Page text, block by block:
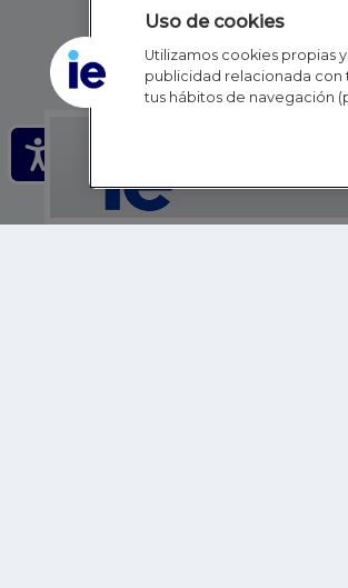
Uso de cookies
Utilizamos cookies propias
publicidad relacionada con
tus hábitos de navegación